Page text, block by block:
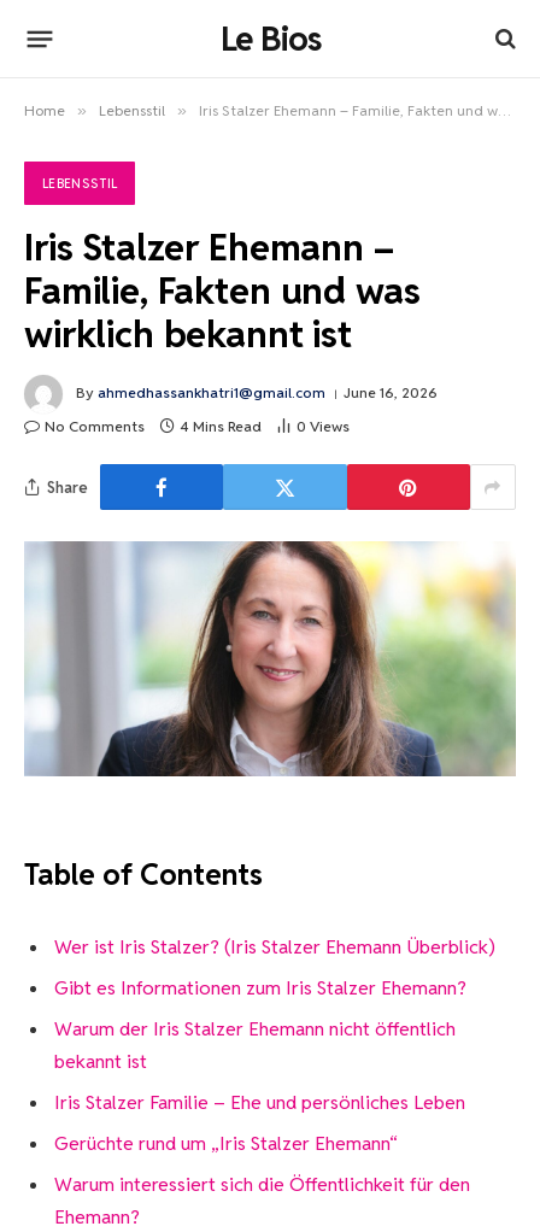
Le Bios
Home » Lebensstil » Iris Stalzer Ehemann – Familie, Fakten und was wirklich bekannt ist
LEBENSSTIL
Iris Stalzer Ehemann –
Familie, Fakten und was
wirklich bekannt ist
By ahmedhassankhatri1@gmail.com
June 16, 2026
No Comments
4 Mins Read 0 Views
Share
Table of Contents
Wer ist Iris Stalzer? (Iris Stalzer Ehemann Überblick)
Gibt es Informationen zum Iris Stalzer Ehemann?
Warum der Iris Stalzer Ehemann nicht öffentlich
bekannt ist
Iris Stalzer Familie – Ehe und persönliches Leben
Gerüchte rund um „Iris Stalzer Ehemann“
Warum interessiert sich die Öffentlichkeit für den
Ehemann?